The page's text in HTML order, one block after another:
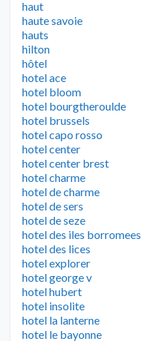
haut
haute savoie
hauts
hilton
hôtel
hotel ace
hotel bloom
hotel bourgtheroulde
hotel brussels
hotel capo rosso
hotel center
hotel center brest
hotel charme
hotel de charme
hotel de sers
hotel de seze
hotel des iles borromees
hotel des lices
hotel explorer
hotel george v
hotel hubert
hotel insolite
hotel la lanterne
hotel le bayonne